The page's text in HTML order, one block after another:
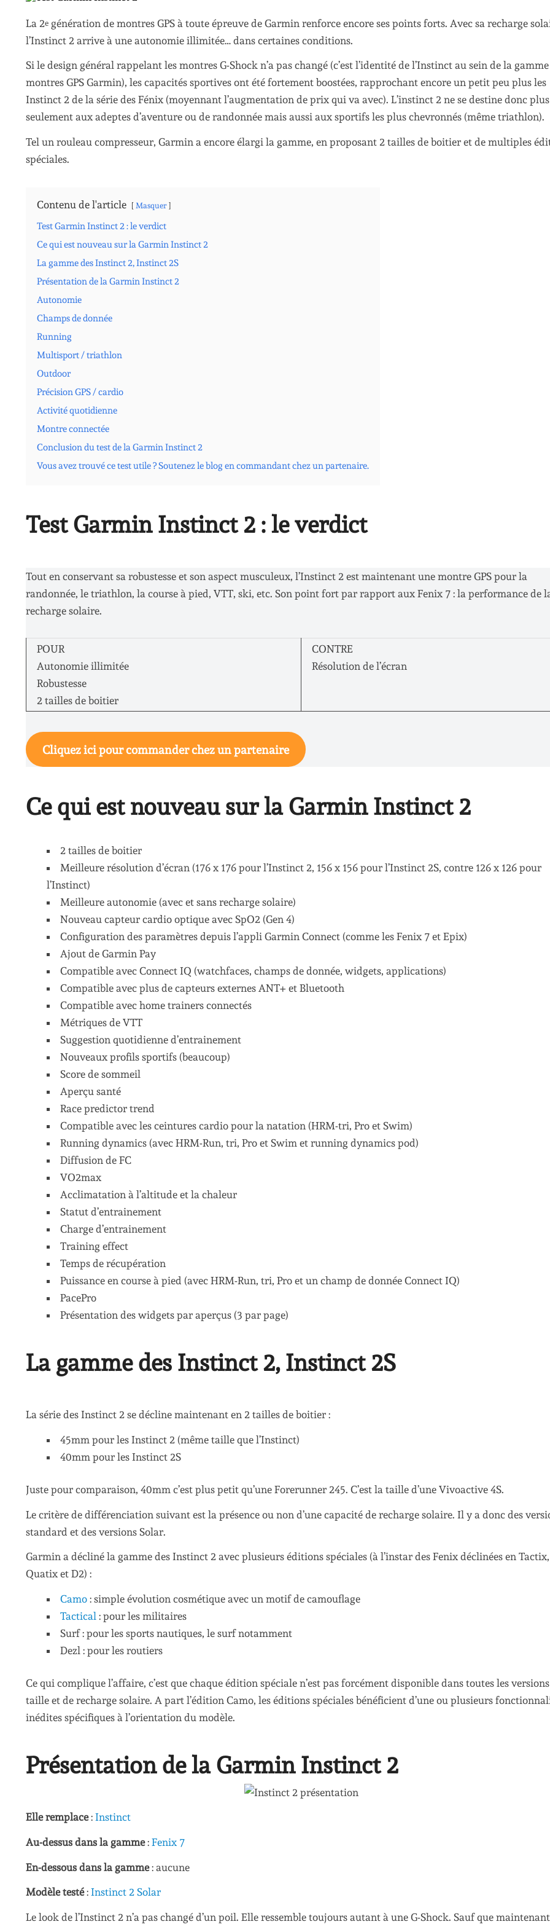
La 2e génération de montres GPS à toute épreuve de Garmin renforce encore ses points forts. Avec sa recharge
l’Instinct 2 arrive à une autonomie illimitée… dans certaines conditions.
Si le design général rappelant les montres G-Shock n’a pas changé (c’est l’identité de l’Instinct au sein de la
montres GPS Garmin), les capacités sportives ont été fortement boostées, rapprochant encore un petit peu plus les
Instinct 2 de la série des Fénix (moyennant l’augmentation de prix qui va avec). L’instinct 2 ne se destine donc plus
seulement aux adeptes d’aventure ou de randonnée mais aussi aux sportifs les plus chevronnés (même triathlon).
Tel un rouleau compresseur, Garmin a encore élargi la gamme, en proposant 2 tailles de boitier et de multiples
spéciales.
Contenu de l'article Masquer
Test Garmin Instinct 2 : le verdict
Ce qui est nouveau sur la Garmin Instinct 2
La gamme des Instinct 2, Instinct 2S
Présentation de la Garmin Instinct 2
Autonomie
Champs de donnée
Running
Multisport / triathlon
Outdoor
Précision GPS / cardio
Activité quotidienne
Montre connectée
Conclusion du test de la Garmin Instinct 2
Vous avez trouvé ce test utile ? Soutenez le blog en commandant chez un partenaire.
Test Garmin Instinct 2 : le verdict
Tout en conservant sa robustesse et son aspect musculeux, l’Instinct 2 est maintenant une montre GPS pour la
randonnée, le triathlon, la course à pied, VTT, ski, etc. Son point fort par rapport aux Fenix 7 : la performance de
recharge solaire.
POUR
Autonomie illimitée
Robustesse
2 tailles de boitier
CONTRE
Résolution de l’écran
Cliquez ici pour commander chez un partenaire
Ce qui est nouveau sur la Garmin Instinct 2
2 tailles de boitier
Meilleure résolution d’écran (176 x 176 pour l’Instinct 2, 156 x 156 pour l’Instinct 2S, contre 126 x 126 pour
l’Instinct)
Meilleure autonomie (avec et sans recharge solaire)
Nouveau capteur cardio optique avec SpO2 (Gen 4)
Configuration des paramètres depuis l’appli Garmin Connect (comme les Fenix 7 et Epix)
Ajout de Garmin Pay
Compatible avec Connect IQ (watchfaces, champs de donnée, widgets, applications)
Compatible avec plus de capteurs externes ANT+ et Bluetooth
Compatible avec home trainers connectés
Métriques de VTT
Suggestion quotidienne d’entrainement
Nouveaux profils sportifs (beaucoup)
Score de sommeil
Aperçu santé
Race predictor trend
Compatible avec les ceintures cardio pour la natation (HRM-tri, Pro et Swim)
Running dynamics (avec HRM-Run, tri, Pro et Swim et running dynamics pod)
Diffusion de FC
VO2max
Acclimatation à l’altitude et la chaleur
Statut d’entrainement
Charge d’entrainement
Training effect
Temps de récupération
Puissance en course à pied (avec HRM-Run, tri, Pro et un champ de donnée Connect IQ)
PacePro
Présentation des widgets par aperçus (3 par page)
La gamme des Instinct 2, Instinct 2S
La série des Instinct 2 se décline maintenant en 2 tailles de boitier :
45mm pour les Instinct 2 (même taille que l’Instinct)
40mm pour les Instinct 2S
Juste pour comparaison, 40mm c’est plus petit qu’une Forerunner 245. C’est la taille d’une Vivoactive 4S.
Le critère de différenciation suivant est la présence ou non d’une capacité de recharge solaire. Il y a donc des
standard et des versions Solar.
Garmin a décliné la gamme des Instinct 2 avec plusieurs éditions spéciales (à l’instar des Fenix déclinées en Tactix,
Quatix et D2) :
Camo: simple évolution cosmétique avec un motif de camouflage
Tactical: pour les militaires
Surf : pour les sports nautiques, le surf notamment
Dezl : pour les routiers
Ce qui complique l’affaire, c’est que chaque édition spéciale n’est pas forcément disponible dans toutes les
taille et de recharge solaire. A part l’édition Camo, les éditions spéciales bénéficient d’une ou plusieurs
inédites spécifiques à l’orientation du modèle.
Présentation de la Garmin Instinct 2
Elle remplace: Instinct
Au-dessus dans la gamme: Fenix 7
En-dessous dans la gamme: aucune
Modèle testé: Instinct 2 Solar
Le look de l’Instinct 2 n’a pas changé d’un poil. Elle ressemble toujours autant à une G-Shock. Sauf que